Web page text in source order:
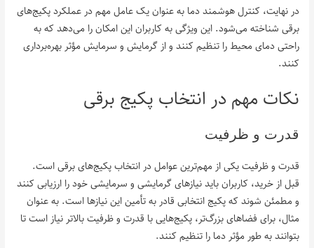
در نهایت، کنترل هوشمند دما به عنوان یک عامل مهم در عملکرد پکیج‌های
برقی شناخته می‌شود. این ویژگی به کاربران این امکان را می‌دهد که به
راحتی دمای محیط را تنظیم کنند و از گرمایش و سرمایش مؤثر بهره‌برداری
کنند.
نکات مهم در انتخاب پکیج برقی
قدرت و ظرفیت
قدرت و ظرفیت یکی از مهم‌ترین عوامل در انتخاب پکیج‌های برقی است.
قبل از خرید، کاربران باید نیازهای گرمایشی و سرمایشی خود را ارزیابی کنند
و مطمئن شوند که پکیج انتخابی قادر به تأمین این نیازها است. به عنوان
مثال، برای فضاهای بزرگ‌تر، پکیج‌هایی با قدرت و ظرفیت بالاتر نیاز است تا
بتوانند به طور مؤثر دما را تنظیم کنند.